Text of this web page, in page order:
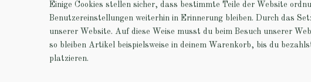
Einige Cookies stellen sicher, dass bestimmte Teile der Website
Benutzereinstellungen weiterhin in Erinnerung bleiben. Durch das
unserer Website. Auf diese Weise musst du beim Besuch unserer
so bleiben Artikel beispielsweise in deinem Warenkorb, bis du
platzieren.